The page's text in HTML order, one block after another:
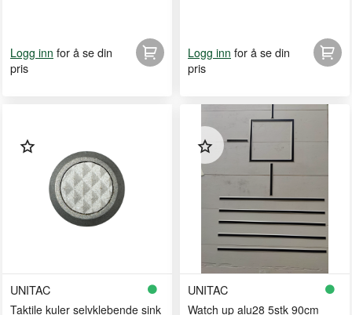
Logg inn for å se din
pris
Logg inn for å se din
pris
UNITAC
Taktile kuler selvklebende sink
UNITAC
Watch up alu28 5stk 90cm